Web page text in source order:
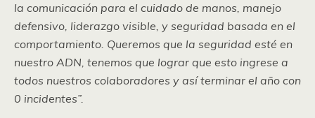
la comunicación para el cuidado de manos, manejo
defensivo, liderazgo visible, y seguridad basada en el
comportamiento. Queremos que la seguridad esté en
nuestro ADN, tenemos que lograr que esto ingrese a
todos nuestros colaboradores y así terminar el año con
0 incidentes”.